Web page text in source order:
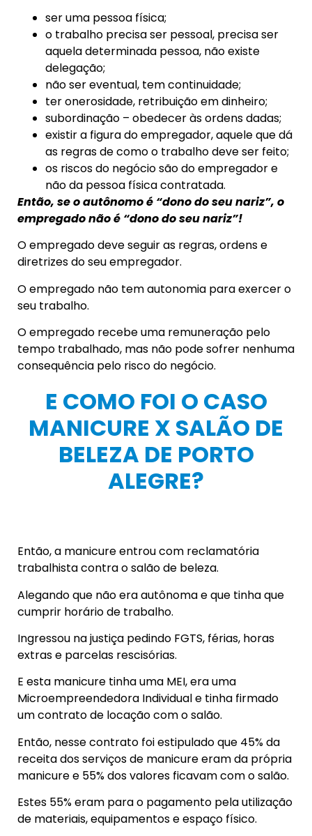
ser uma pessoa física;
o trabalho precisa ser pessoal, precisa ser
aquela determinada pessoa, não existe
delegação;
não ser eventual, tem continuidade;
ter onerosidade, retribuição em dinheiro;
subordinação – obedecer às ordens dadas;
existir a figura do empregador, aquele que dá
as regras de como o trabalho deve ser feito;
os riscos do negócio são do empregador e
não da pessoa física contratada.
Então, se o autônomo é “dono do seu nariz”, o
empregado não é “dono do seu nariz”!
O empregado deve seguir as regras, ordens e
diretrizes do seu empregador.
O empregado não tem autonomia para exercer o
seu trabalho.
O empregado recebe uma remuneração pelo
tempo trabalhado, mas não pode sofrer nenhuma
consequência pelo risco do negócio.
E COMO FOI O CASO
MANICURE X SALÃO DE
BELEZA DE PORTO
ALEGRE?
Então, a manicure entrou com reclamatória
trabalhista contra o salão de beleza.
Alegando que não era autônoma e que tinha que
cumprir horário de trabalho.
Ingressou na justiça pedindo FGTS, férias, horas
extras e parcelas rescisórias.
E esta manicure tinha uma MEI, era uma
Microempreendedora Individual e tinha firmado
um contrato de locação com o salão.
Então, nesse contrato foi estipulado que 45% da
receita dos serviços de manicure eram da própria
manicure e 55% dos valores ficavam com o salão.
Estes 55% eram para o pagamento pela utilização
de materiais, equipamentos e espaço físico.